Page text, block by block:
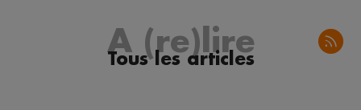
A (re)lire
Tous les articles